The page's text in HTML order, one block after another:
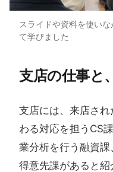
スライドや資料を使い
て学びました
支店の​仕事と
支店には、来店さ
わる対応を担うCS
業分析を行う融資
得意先課があると